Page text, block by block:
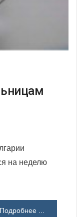
на неделю
Подробнее ...